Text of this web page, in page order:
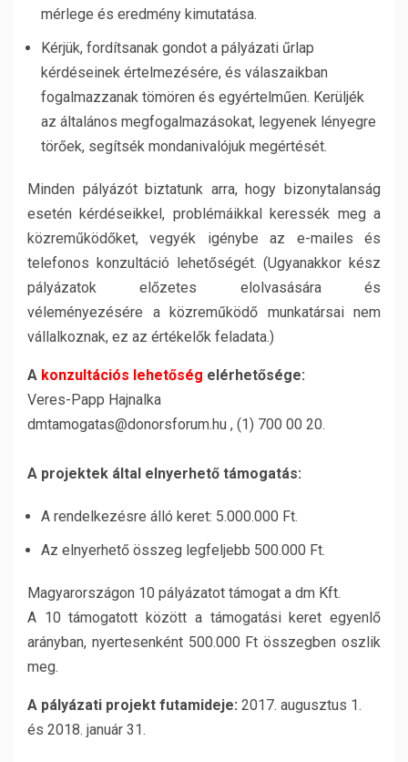
mérlege és eredmény kimutatása.
Kérjük, fordítsanak gondot a pályázati űrlap
kérdéseinek értelmezésére, és válaszaikban
fogalmazzanak tömören és egyértelműen. Kerüljék
az általános megfogalmazásokat, legyenek lényegre
törőek, segítsék mondanivalójuk megértését.
Minden pályázót biztatunk arra, hogy bizonytalanság
esetén kérdéseikkel, problémáikkal keressék meg a
közreműködőket,vegyék igénybe az e-mailes és
telefonos konzultáció lehetőségét.(Ugyanakkor kész
pályázatok előzetes elolvasására és
véleményezésére a közreműködő munkatársai nem
vállalkoznak, ez az értékelők feladata.)
A konzultációs lehetőség elérhetősége:
Veres-Papp Hajnalka
dmtamogatas@donorsforum.hu , (1) 700 00 20.
A projektek által elnyerhető támogatás:
A rendelkezésre álló keret: 5.000.000 Ft.
Az elnyerhető összeg legfeljebb 500.000 Ft.
Magyarországon 10 pályázatot támogat a dm Kft.
A 10 támogatott között a támogatási keret egyenlő
arányban, nyertesenként 500.000 Ft összegben oszlik
meg.
A pályázati projekt futamideje: 2017. augusztus 1.
és 2018. január 31.